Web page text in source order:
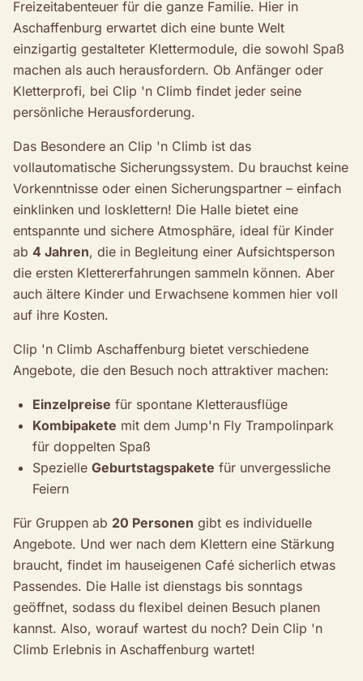
Freizeitabenteuer für die ganze Familie. Hier in
Aschaffenburg erwartet dich eine bunte Welt
einzigartig gestalteter Klettermodule, die sowohl Spaß
machen als auch herausfordern. Ob Anfänger oder
Kletterprofi, bei Clip 'n Climb findet jeder seine
persönliche Herausforderung.
Das Besondere an Clip 'n Climb ist das
vollautomatische Sicherungssystem. Du brauchst keine
Vorkenntnisse oder einen Sicherungspartner – einfach
einklinken und losklettern! Die Halle bietet eine
entspannte und sichere Atmosphäre, ideal für Kinder
ab 4 Jahren, die in Begleitung einer Aufsichtsperson
die ersten Klettererfahrungen sammeln können. Aber
auch ältere Kinder und Erwachsene kommen hier voll
auf ihre Kosten.
Clip 'n Climb Aschaffenburg bietet verschiedene
Angebote, die den Besuch noch attraktiver machen:
Einzelpreise für spontane Kletterausflüge
Kombipakete mit dem Jump'n Fly Trampolinpark
für doppelten Spaß
Spezielle Geburtstagspakete für unvergessliche
Feiern
Für Gruppen ab 20 Personen gibt es individuelle
Angebote. Und wer nach dem Klettern eine Stärkung
braucht, findet im hauseigenen Café sicherlich etwas
Passendes. Die Halle ist dienstags bis sonntags
geöffnet, sodass du flexibel deinen Besuch planen
kannst. Also, worauf wartest du noch? Dein Clip 'n
Climb Erlebnis in Aschaffenburg wartet!